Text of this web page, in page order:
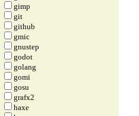
gimp
git
github
gmic
gnustep
godot
golang
gomi
gosu
grafx2
haxe